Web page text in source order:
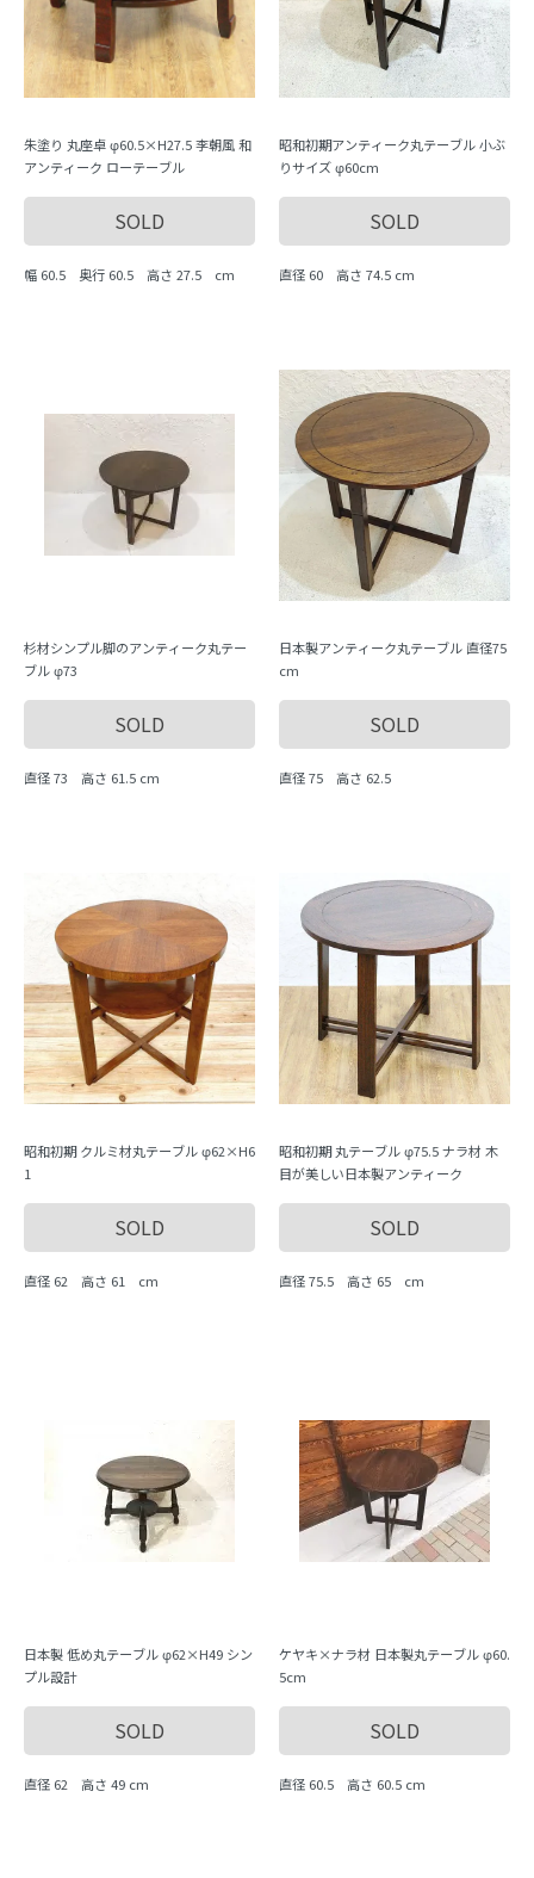
朱塗り 丸座卓 φ60.5×H27.5 李朝風 和
アンティーク ローテーブル
SOLD
幅 60.5 奥行 60.5 高さ 27.5 cm
昭和初期アンティーク丸テーブル 小ぶ
りサイズ φ60cm
SOLD
直径 60 高さ 74.5 cm
杉材シンプル脚のアンティーク丸テー
ブル φ73
SOLD
直径 73 高さ 61.5 cm
日本製アンティーク丸テーブル 直径75
cm
SOLD
直径 75 高さ 62.5
昭和初期 クルミ材丸テーブル φ62×H6
1
SOLD
直径 62 高さ 61 cm
昭和初期 丸テーブル φ75.5 ナラ材 木
目が美しい日本製アンティーク
SOLD
直径 75.5 高さ 65 cm
日本製 低め丸テーブル φ62×H49 シン
プル設計
SOLD
直径 62 高さ 49 cm
ケヤキ×ナラ材 日本製丸テーブル φ60.
5cm
SOLD
直径 60.5 高さ 60.5 cm